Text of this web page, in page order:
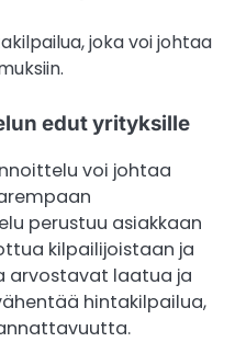
joka voi johtaa
edut yrityksille
voi johtaa
perustuu asiakkaan
kilpailijoistaan ja
arvostavat laatua ja
hintakilpailua,